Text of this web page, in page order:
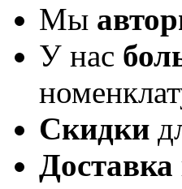
Мы
У нас
Скидки
Доставка